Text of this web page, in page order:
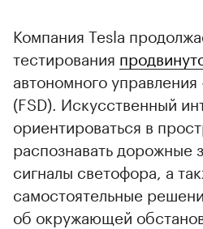
Компания Tesla
тестирования
автономного
(FSD). Искусственный
ориентироваться в
распознавать дорожные
сигналы светофора, а
самостоятельные
об окружающей